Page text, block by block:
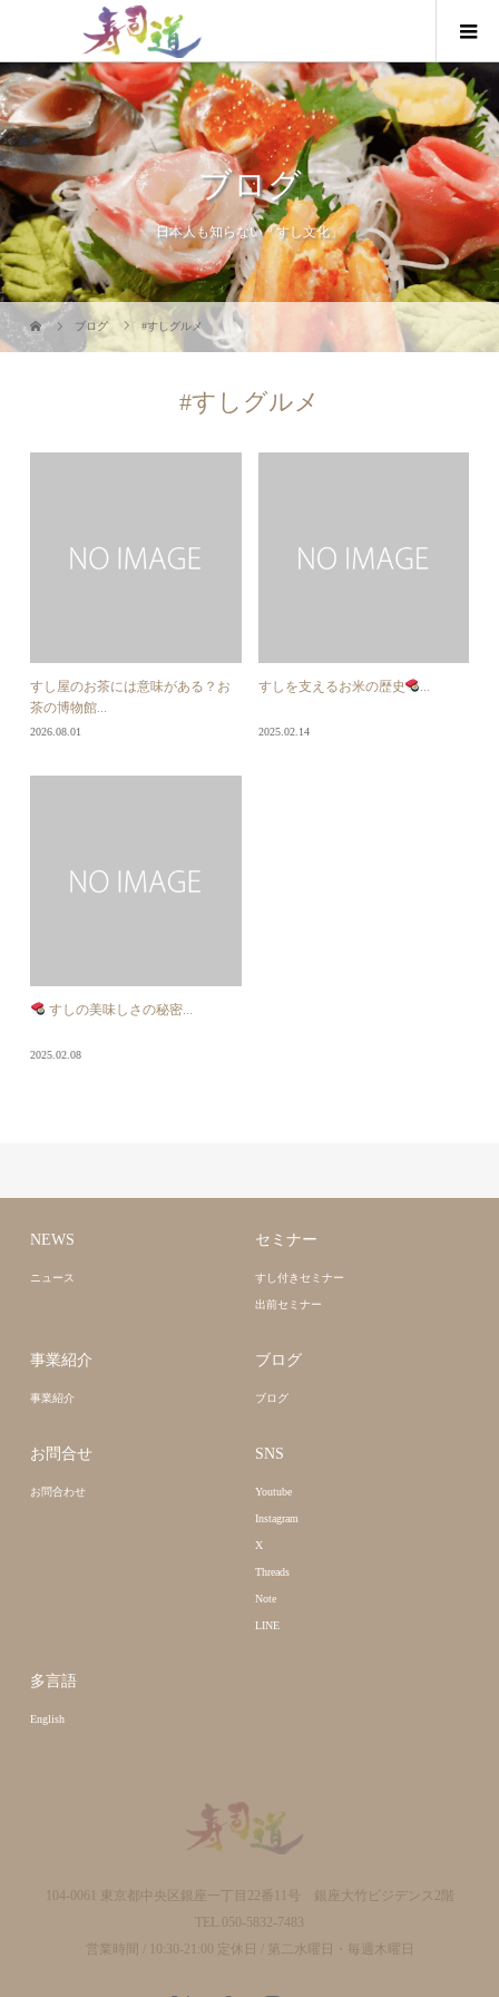
ブログ
日本人も知らない「すし文化」
ブログ #すしグルメ
#すしグルメ
すし屋のお茶には意味がある？お
茶の博物館...
2026.08.01
すしを支えるお米の歴史 ...
2025.02.14
すしの美味しさの秘密...
2025.02.08
NEWS
ニュース
セミナー
すし付きセミナー
出前セミナー
事業紹介
事業紹介
ブログ
ブログ
お問合せ
お問合わせ
SNS
Youtube
Instagram
X
Threads
Note
LINE
多言語
English
104-0061 東京都中央区銀座一丁目22番11号 銀座大竹ビジデンス2階
TEL.050-5832-7483
営業時間 / 10:30-21:00 定休日 / 第二水曜日・毎週木曜日